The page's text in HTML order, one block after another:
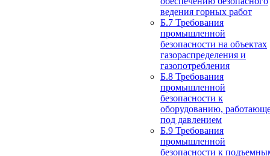
ведения горных работ
Б.7 Требования
промышленной
безопасности на объектах
газораспределения и
газопотребления
Б.8 Требования
промышленной
безопасности к
оборудованию,
под давлением
Б.9 Требования
промышленной
безопасности к